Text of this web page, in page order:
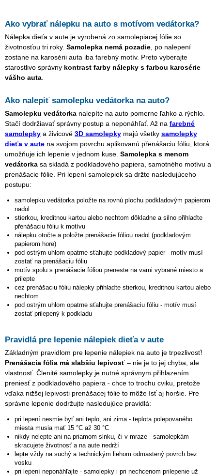
Ako vybrať nálepku na auto s motívom vedátorka?
Nálepka dieťa v aute je vyrobená zo samolepiacej fólie so
životnosťou tri roky. Samolepka nemá pozadie, po nalepení
zostane na karosérii auta iba farebný motív. Preto vyberajte
starostlivo správny kontrast farby nálepky s farbou karosérie
vášho auta.
Ako nalepiť samolepku vedátorkana auto?
Samolepku vedátorka nalepíte na auto pomerne ľahko a rýchlo.
Stačí dodržiavať správny postup a neponáhľať. Až na farebné
samolepky a živicové 3D samolepky majú všetky samolepky
dieťa v aute na svojom povrchu aplikovanú přenášaciu fóliu, ktorá
umožňuje ich lepenie v jednom kuse. Samolepka s menom
vedátorka sa skladá z podkladového papiera, samotného motívu a
prenášacie fólie. Pri lepení samolepiek sa držte nasledujúceho
postupu:
samolepku vedátorkapoložte na rovnú plochu podkladovým papierom
nadol
stierkou, kreditnou kartou alebo nechtom dôkladne a silno přihlaďte
přenášaciu fóliu k motívu
nálepku otočte a položte prenášacie fóliou nadol (podkladovým
papierom hore)
pod ostrým uhlom opatrne sťahujte podkladový papier - motív musí
zostať na prenášaciu fóliu
motív spolu s prenášacie fóliou preneste na vami vybrané miesto a
prilepte
cez prenášaciu fóliu nálepky přihlaďte stierkou, kreditnou kartou alebo
nechtom
pod ostrým uhlom opatrne sťahujte prenášaciu fóliu - motív musí
zostať prilepený k podkladu
Pravidlá pre lepenie nálepiek dieťa v aute
Základným pravidlom pre lepenie nálepiek na auto je trpezlivosť!
Prenášacia fólia má slabšiu lepivosť – nie je to jej chyba, ale
vlastnosť. Členité samolepky je nutné správnym přihlazením
preniesť z podkladového papiera - chce to trochu cviku, pretože
vďaka nižšej lepivosti prenášacej fólie to môže ísť aj horšie. Pre
správne lepenie dodržujte nasledujúce pravidlá:
pri lepení nesmie byť ani teplo, ani zima - teplota polepovaného
miesta musia mať 15 °C až 30 °C
nikdy nelepte ani na priamom slnku, či v mraze - samolepkám
skracujete životnosť a na aute nedrží
lepte vždy na suchý a technickým liehom odmastený povrch bez
vosku
pri lepení neponáhľajte - samolepky i pri nechcenom prilepenie už